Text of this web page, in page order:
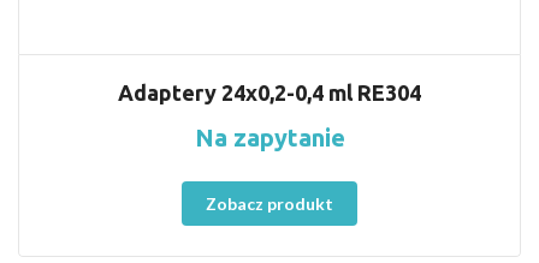
Adaptery 24x0,2-0,4 ml RE304
Na zapytanie
Zobacz produkt